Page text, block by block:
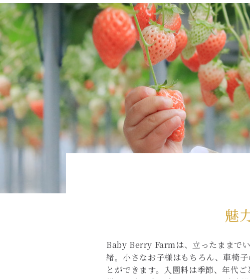
魅
Baby Berry Farmは、立ったままで
緒。小さなお子様はもちろん、車椅
とができます。入園料は季節、年代